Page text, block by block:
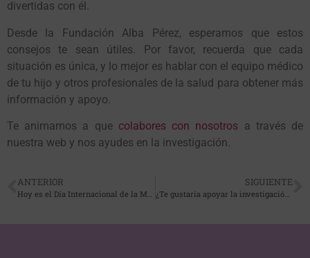
divertidas con él.
Desde la Fundación Alba Pérez, esperamos que estos
consejos te sean útiles. Por favor, recuerda que cada
situación es única, y lo mejor es hablar con el equipo médico
de tu hijo y otros profesionales de la salud para obtener más
información y apoyo.
Te animamos a que colabores con nosotros a través de
nuestra web y nos ayudes en la investigación.
ANTERIOR SIGUIENTE
¿Te gustaría apoyar la investigación del cáncer infantil y hacer una diferencia en la vida de niños y sus familias?